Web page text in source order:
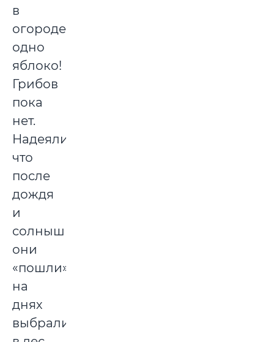
в
огороде
одно
яблоко!
Грибов
пока
нет.
Надеялись,
что
после
дождя
и
солнышка
они
«пошли»,
на
днях
выбрались